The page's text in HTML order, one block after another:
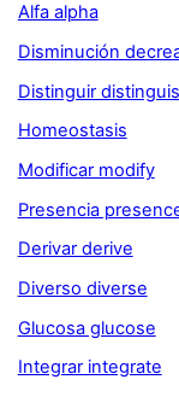
Alfa alpha
Disminución
Distinguir
Homeostasis
Modificar modify
Presencia
Derivar derive
Diverso diverse
Glucosa glucose
Integrar integrate